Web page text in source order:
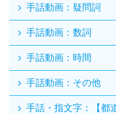
手話動画：疑問詞
手話動画：数詞
手話動画：時間
手話動画：その他
手話・指文字：【都